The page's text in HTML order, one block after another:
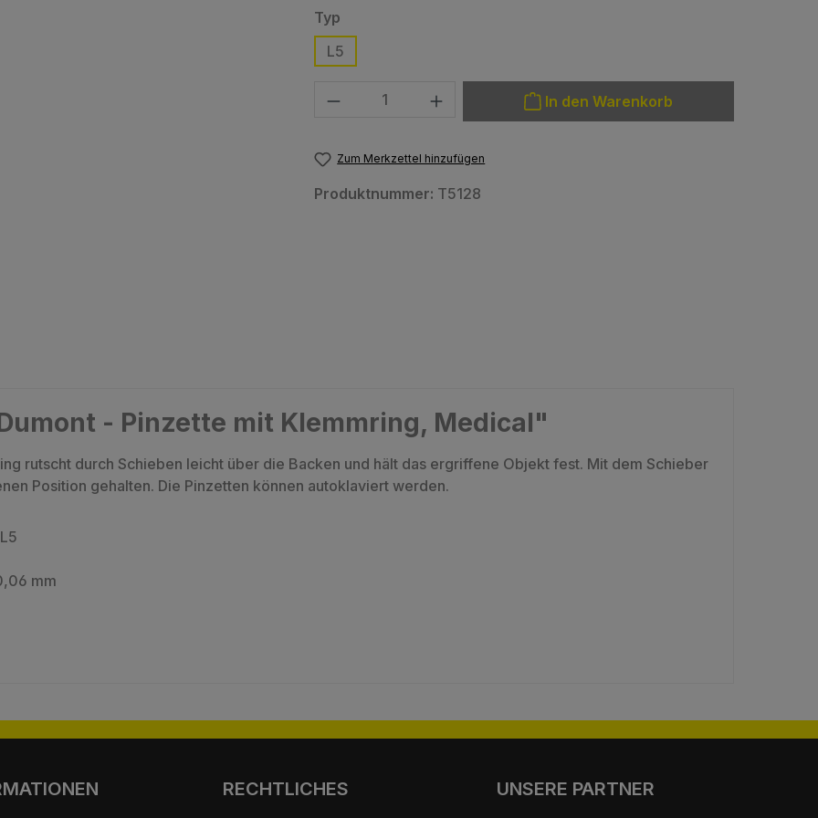
Typ
L5
Produkt Anzahl: Gib den gewünschten Wert ein oder benutze die
In den Warenkorb
Zum Merkzettel hinzufügen
Produktnummer: T5128
- Pinzette mit Klemmring, Medical"
rutscht durch Schieben leicht über die Backen und hält das ergriffene Objekt fest. Mit dem Schieber
Position gehalten. Die Pinzetten können autoklaviert werden.
mm
RECHTLICHES UNSERE PARTNER